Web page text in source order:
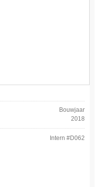
Bouwjaar
2018
Intern #D062